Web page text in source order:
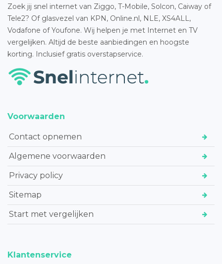
Zoek jij snel internet van Ziggo, T-Mobile, Solcon, Caiway of
Tele2? Of glasvezel van KPN, Online.nl, NLE, XS4ALL,
Vodafone of Youfone. Wij helpen je met Internet en TV
vergelijken. Altijd de beste aanbiedingen en hoogste
korting. Inclusief gratis overstapservice.
Voorwaarden
Contact opnemen
Algemene voorwaarden
Privacy policy
Sitemap
Start met vergelijken
Klantenservice